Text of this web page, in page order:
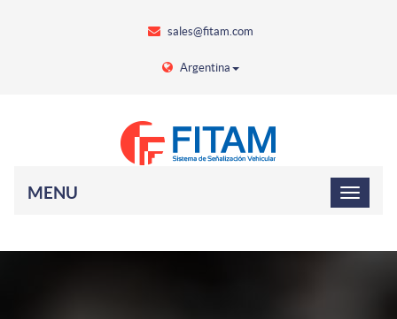
sales@fitam.com
Argentina
MENU